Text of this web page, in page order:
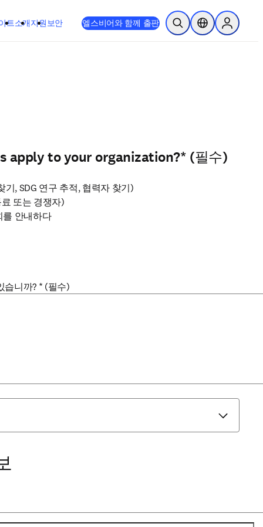
트소개지원 보안 엘스비어와 함께 출판 검색 열기위치 선택기Sign in to
apply to your organization?* (필수)
기, SDG 연구 추적, 협력자 찾기)
또는 경쟁자)
를 안내하다
습니까? * (필수)